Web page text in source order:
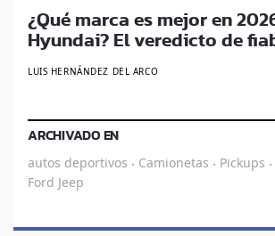
¿Qué marca es mejor en
Hyundai? El veredicto de
LUIS HERNÁNDEZ DEL ARCO
ARCHIVADO EN
autos deportivos · Camionetas · Pickups ·
Ford
Jeep